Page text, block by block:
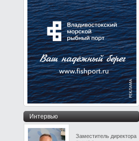
Интервью
Заместитель директора